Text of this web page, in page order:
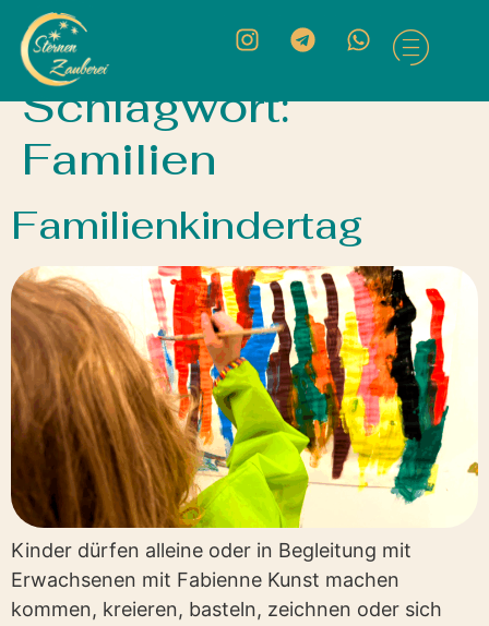
Schlagwort:
Familien
Familienkindertag
Kinder dürfen alleine oder in Begleitung mit
Erwachsenen mit Fabienne Kunst machen
kommen, kreieren, basteln, zeichnen oder sich